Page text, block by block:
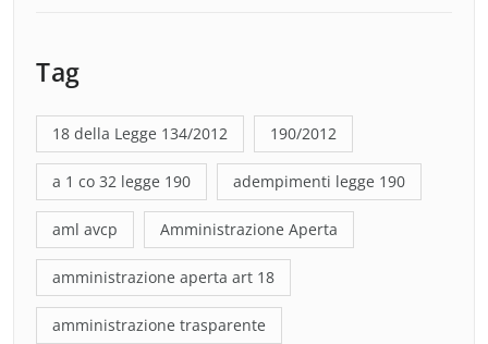
Tag
18 della Legge 134/2012 190/2012
a 1 co 32 legge 190 adempimenti legge 190
aml avcp Amministrazione Aperta
amministrazione aperta art 18
amministrazione trasparente